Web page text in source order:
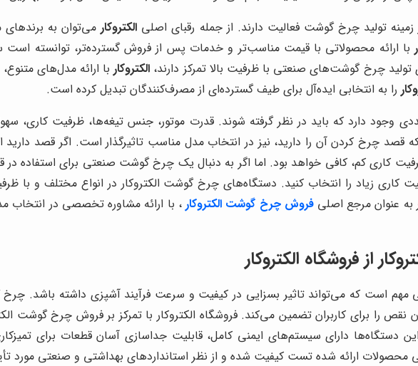
زمینه تولید چرخ گوشت فعالیت دارند. از جمله رقبای اصلی الکتروکار
با ارائه محصولاتی با قیمت مناسب‌تر و خدمات پس از فروش گسترده‌تر، توانسته است
تولید چرخ گوشت‌های صنعتی با ظرفیت بالا تمرکز دارند، الکتروکاربا ارائه مدل‌های
را به انتخابی ایده‌آل برای طیف گسترده‌ای از مصرف‌کنندگان تبدیل کرده است.
وجود دارد که باید در نظر گرفته شوند. قدرت موتور، جنس تیغه‌ها، ظرفیت کاری،
قصد چرخ کردن آن را دارید، نیز در انتخاب مدل مناسب تاثیرگذار است. اگر قصد
کاری کم، کافی خواهد بود. اما اگر به دنبال یک چرخ گوشت صنعتی برای استفاده در
کاری زیاد را انتخاب کنید. دستگاه‌های چرخ گوشت الکتروکار در انواع مختلف و
به عنوان مرجع اصلیفروش چرخ گوشت الکتروکار ، با ارائه مشاوره تخصصی در
از فروشگاه الکتروکار
است که می‌تواند تاثیر بسزایی در کیفیت و سرعت فرآیند آشپزی داشته باشد.
نقص را برای کاربران تضمین می‌کند. فروشگاه الکتروکار با تمرکز بر فروش چرخ گوشت
دستگاه‌ها دارای سیستم‌های ایمنی کامل، قابلیت جداسازی آسان قطعات برای
محصولات ارائه شده تست کیفیت شده و از نظر استانداردهای بهداشتی و صنعتی مورد